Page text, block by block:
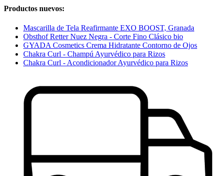
Productos nuevos:
Mascarilla de Tela Reafirmante EXO BOOST, Granada
Obsthof Retter Nuez Negra - Corte Fino Clásico bio
GYADA Cosmetics Crema Hidratante Contorno de Ojos
Chakra Curl - Champú Ayurvédico para Rizos
Chakra Curl - Acondicionador Ayurvédico para Rizos